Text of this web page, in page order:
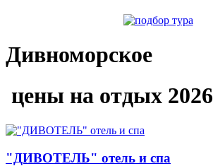
Дивноморское
цены на отдых 2026
"ДИВОТЕЛЬ" отель и спа